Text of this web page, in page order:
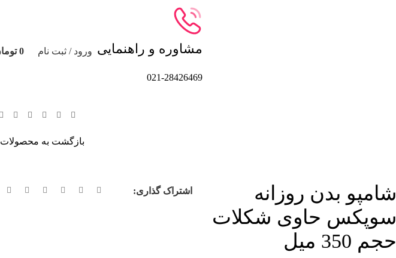
مشاوره و راهنمایی
021-28426469
ورود / ثبت نام 0
بازگشت به محصولات
شامپو بدن روزانه
سوپکس حاوی شکلات
حجم 350 میل
اشتراک گذاری: